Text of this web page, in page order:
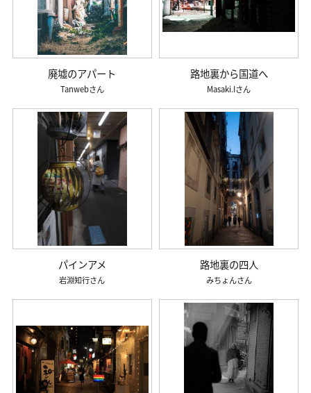
廃墟のアパート
Tanweb
路地裏から国道へ
Masaki.I
パインアメ
岩淵知行
路地裏の四人
みちょん